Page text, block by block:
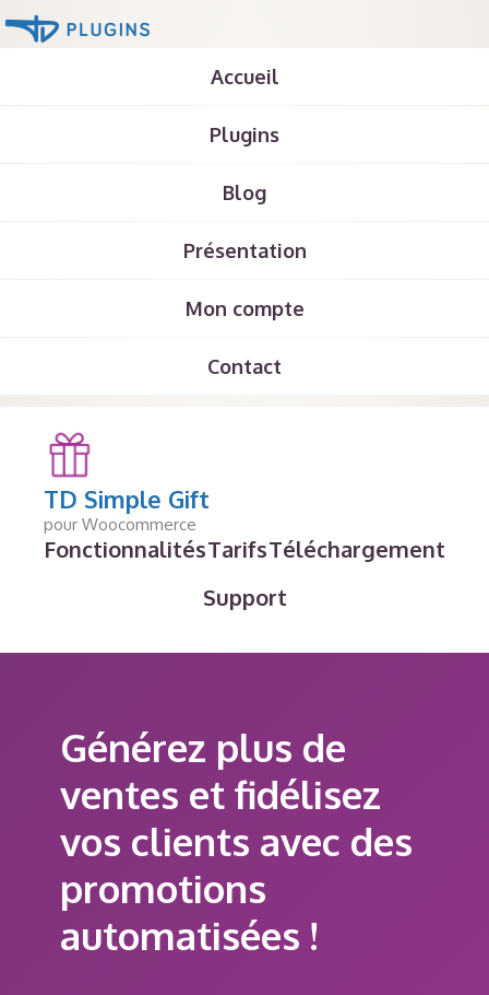
Accueil
Plugins
Blog
Présentation
Mon compte
Contact
TD Simple Gift
pour Woocommerce
FonctionnalitésTarifsTéléchargement
Support
Générez plus de
ventes et fidélisez
vos clients avec des
promotions
automatisées !